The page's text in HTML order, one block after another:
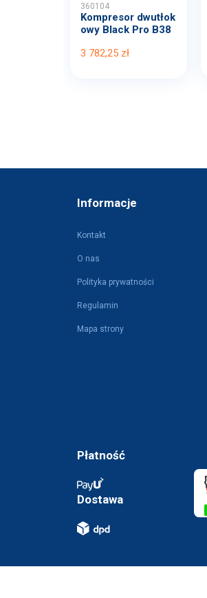
360104
Kompresor dwutłok
owy Black Pro B38
3 782,25 zł
Informacje
Kontakt
O nas
Polityka prywatności
Regulamin
Mapa strony
Płatność
Dostawa